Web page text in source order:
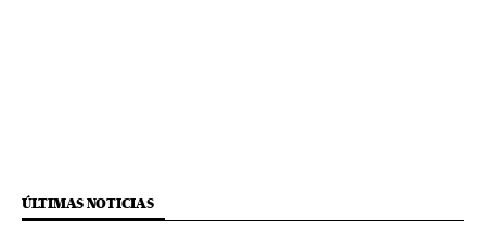
ÚLTIMAS NOTICIAS